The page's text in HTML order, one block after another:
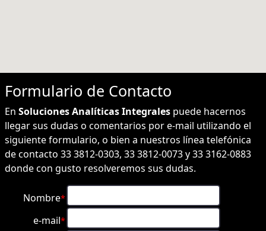
Formulario de Contacto
En Soluciones Analíticas Integrales puede hacernos
llegar sus dudas o comentarios por e-mail utilizando el
siguiente formulario, o bien a nuestros línea telefónica
de contacto 33 3812-0303, 33 3812-0073 y 33 3162-0883
donde con gusto resolveremos sus dudas.
Nombre*
e-mail*